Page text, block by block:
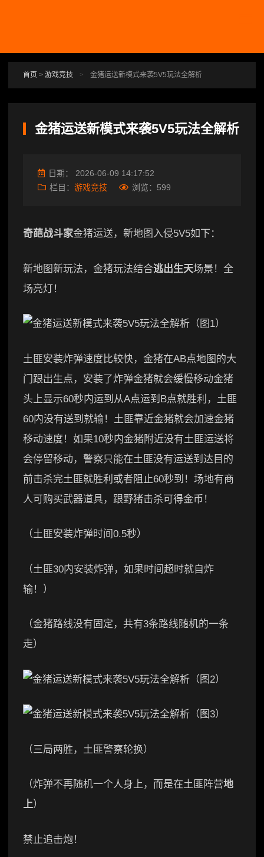
首页 > 游戏竞技 > 金猪运送新模式来袭5V5玩法全解析
金猪运送新模式来袭5V5玩法全解析
日期： 2026-06-09 14:17:52
栏目： 游戏竞技 浏览： 599
奇葩战斗家金猪运送，新地图入侵5V5如下：
新地图新玩法，金猪玩法结合逃出生天场景！全
场亮灯！
土匪安装炸弹速度比较快，金猪在AB点地图的大
门跟出生点，安装了炸弹金猪就会缓慢移动金猪
头上显示60秒内运到从A点运到B点就胜利，土匪
60内没有送到就输！土匪靠近金猪就会加速金猪
移动速度！如果10秒内金猪附近没有土匪运送将
会停留移动，警察只能在土匪没有运送到达目的
前击杀完土匪就胜利或者阻止60秒到！场地有商
人可购买武器道具，跟野猪击杀可得金币！
（土匪安装炸弹时间0.5秒）
（土匪30内安装炸弹，如果时间超时就自炸
输！）
（金猪路线没有固定，共有3条路线随机的一条
走）
（三局两胜，土匪警察轮换）
（炸弹不再随机一个人身上，而是在土匪阵营地
上）
禁止追击炮！